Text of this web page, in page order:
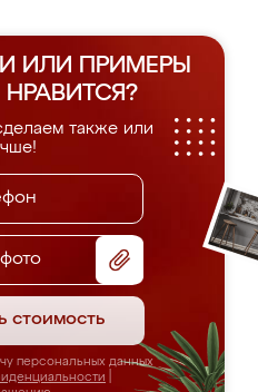
ИЛИ ПРИМЕРЫ
НРАВИТСЯ?
также или
стоимость
персональных данных